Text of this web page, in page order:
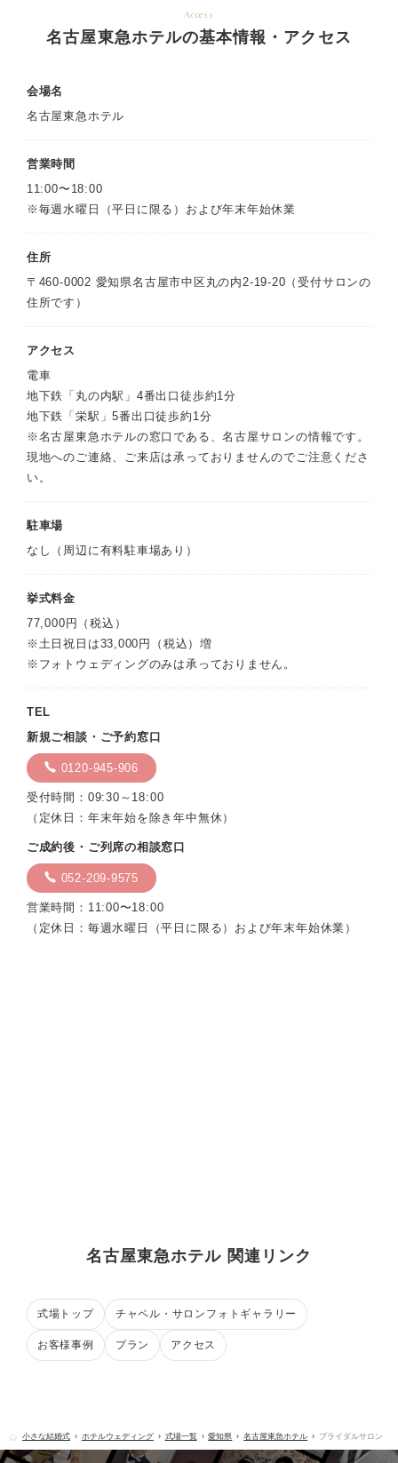
Access
名古屋東急ホテルの基本情報・アクセス
会場名
名古屋東急ホテル
営業時間
11:00〜18:00
※毎週水曜日（平日に限る）および年末年始休業
住所
〒460-0002 愛知県名古屋市中区丸の内2-19-20（受付サロンの
住所です）
アクセス
電車
地下鉄「丸の内駅」4番出口徒歩約1分
地下鉄「栄駅」5番出口徒歩約1分
※名古屋東急ホテルの窓口である、名古屋サロンの情報です。
現地へのご連絡、ご来店は承っておりませんのでご注意くださ
い。
駐車場
なし（周辺に有料駐車場あり）
挙式料金
77,000円（税込）
※土日祝日は33,000円（税込）増
※フォトウェディングのみは承っておりません。
TEL
新規ご相談・ご予約窓口
0120-945-906
受付時間：09:30～18:00
（定休日：年末年始を除き年中無休）
ご成約後・ご列席の相談窓口
052-209-9575
営業時間：11:00〜18:00
（定休日：毎週水曜日（平日に限る）および年末年始休業）
名古屋東急ホテル 関連リンク
式場トップ チャペル・サロンフォトギャラリー
お客様事例 プラン アクセス
小さな結婚式 ホテルウェディング 式場一覧 愛知県 名古屋東急ホテル ブライダルサロン